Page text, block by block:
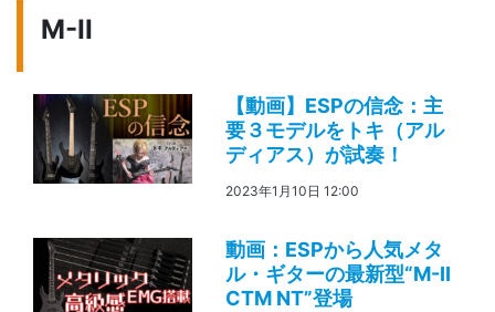
M-II
【動画】ESPの信念：主
要３モデルをトキ（アル
ディアス）が試奏！
2023年1月10日 12:00
動画：ESPから人気メタ
ル・ギターの最新型“M-II
CTM NT”登場